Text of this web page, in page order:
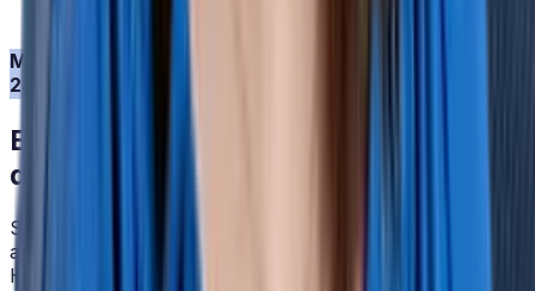
Machen Sie sich Ihr eigenes Bild und testen Sie HRlab
28 Tage kostenlos.
Erfahrungsbericht: Mit HRlab von
der vierten in die erste Liga
Soex verbringt nun 60-70% weniger Zeit mit
administrativen Aufgaben im Personalbereich. Wie
HRlab sich sonst noch beliebt macht: